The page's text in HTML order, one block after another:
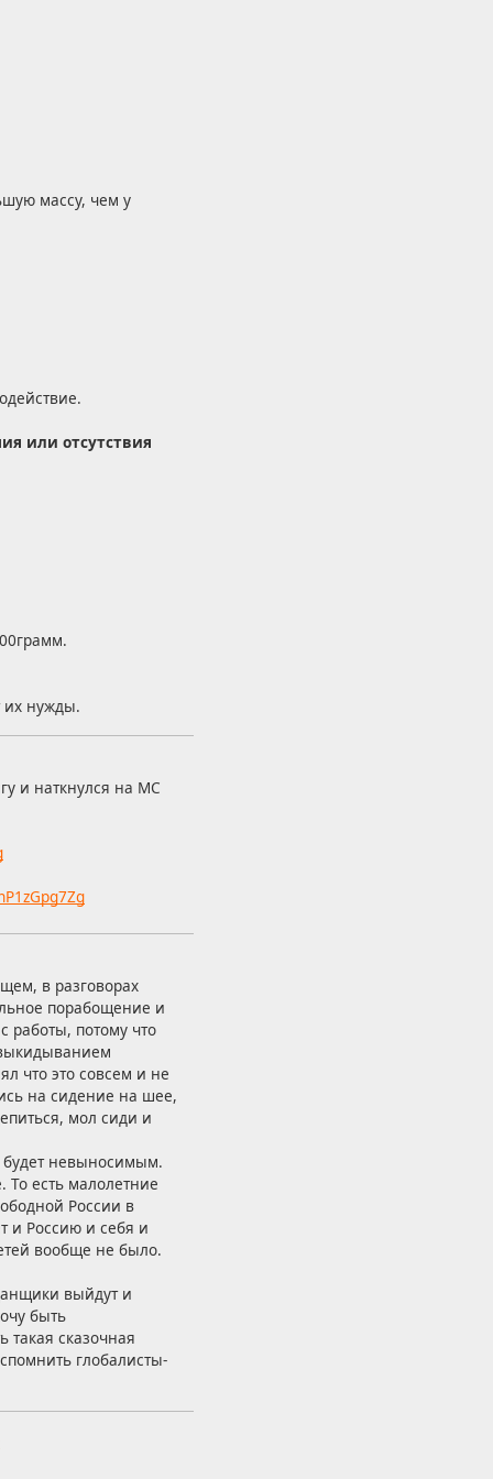
массу, чем у
или отсутствия
их нужды.
и наткнулся на MC
в разговорах
порабощение и
работы, потому что
что это совсем и не
на сидение на шее,
мол сиди и
будет невыносимым.
То есть малолетние
России в
и Россию и себя и
вообще не было.
выйдут и
быть
сказочная
глобалисты-